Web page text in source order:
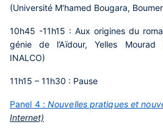
(Université M'hamed Bougara,
10h45 -11h15 : Aux origines du
génie de l’Aïdour,Yelles Mourad
INALCO)
11h15 – 11h30 : Pause
Panel 4 : Nouvelles pratiques et
Internet)